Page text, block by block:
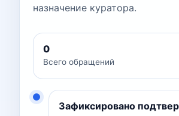
назначение куратора.
0
Всего обращений
Зафиксировано